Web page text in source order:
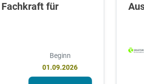
für
Beginn
01.09.2026